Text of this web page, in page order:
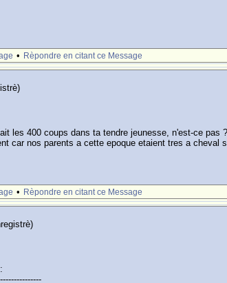
• Rèpondre en citant ce Message
les 400 coups dans ta tendre jeunesse, n'est-ce pas ?
car nos parents a cette epoque etaient tres a
• Rèpondre en citant ce Message